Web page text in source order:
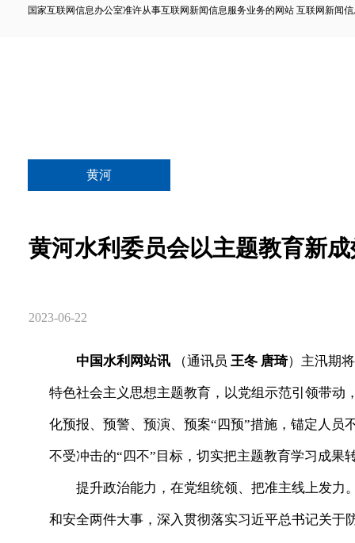
国家互联网信息办公室准许从事互联网新闻信息服务业务的网站 互联网新闻信
黄河
黄河水利委员会以主题教育新
2023-06-22
中国水利网站讯 （通讯员 王冬 唐琦）主汛期
特色社会主义思想主题教育，以党组示范引领带
化预报、预警、预演、预案“四预”措施，锚定人
不受冲击的“四不”目标，切实把主题教育学习成果
提升政治能力，在党组统领、把准主线上发力
和安全两件大事，深入贯彻落实习近平总书记关于